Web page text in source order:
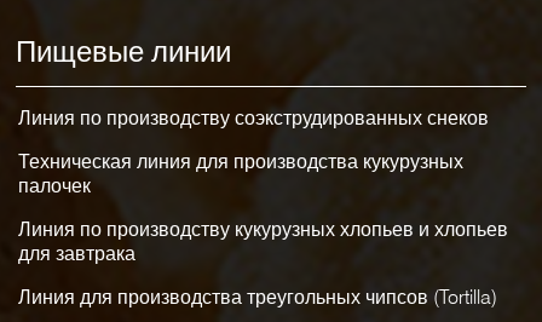
Пищевые линии
Линия по производству соэкструдированных снеков
Техническая линия для производства кукурузных
палочек
Линия по производству кукурузных хлопьев и хлопьев
для завтрака
Линия для производства треугольных чипсов (Tortilla)